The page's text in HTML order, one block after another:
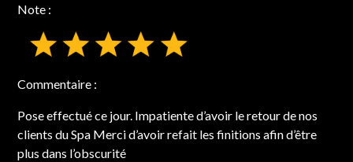
Note :
Commentaire :
Pose effectué ce jour. Impatiente d’avoir le retour de nos
clients du Spa Merci d’avoir refait les finitions afin d’être
plus dans l’obscurité